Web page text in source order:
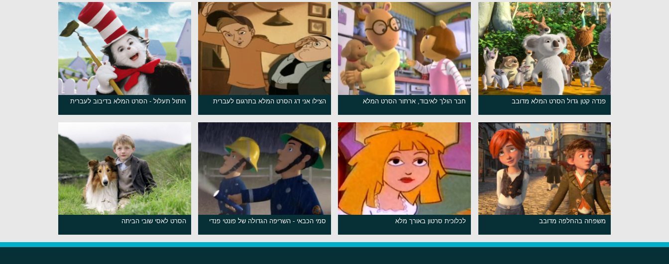
פנדה קטן גדול הסרט המלא מדובב חבר הולך לאיבוד, ארתור הסרט המלא הצילו אני דג הסרט המלא בתרגום לעברית חתול תעלול - הסרט המלא בדיבוב לעברית
משפחה בהחלפה מדובב לכלוכית סרטון באורך מלא סמי הכבאי - השריפה הגדולה של פונטי פנדי הסרט לאסי שובי הביתה